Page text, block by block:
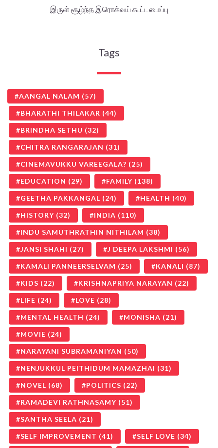
இருள் சூழ்ந்த இரொக்வய் கூட்டமைப்பு
Tags
AANGAL NALAM (57)
BHARATHI THILAKAR (44)
BRINDHA SETHU (32)
CHITRA RANGARAJAN (31)
CINEMAVUKKU VAREEGALA? (25)
EDUCATION (29) FAMILY (138)
GEETHA PAKKANGAL (24) HEALTH (40)
HISTORY (32) INDIA (110)
INDU SAMUTHRATHIN NITHILAM (38)
JANSI SHAHI (27) J DEEPA LAKSHMI (56)
KAMALI PANNEERSELVAM (25) KANALI (87)
KIDS (22) KRISHNAPRIYA NARAYAN (22)
LIFE (24) LOVE (28)
MENTAL HEALTH (24) MONISHA (21)
MOVIE (24)
NARAYANI SUBRAMANIYAN (50)
NENJUKKUL PEITHIDUM MAMAZHAI (31)
NOVEL (68) POLITICS (22)
RAMADEVI RATHNASAMY (51)
SANTHA SEELA (21)
SELF IMPROVEMENT (41) SELF LOVE (34)